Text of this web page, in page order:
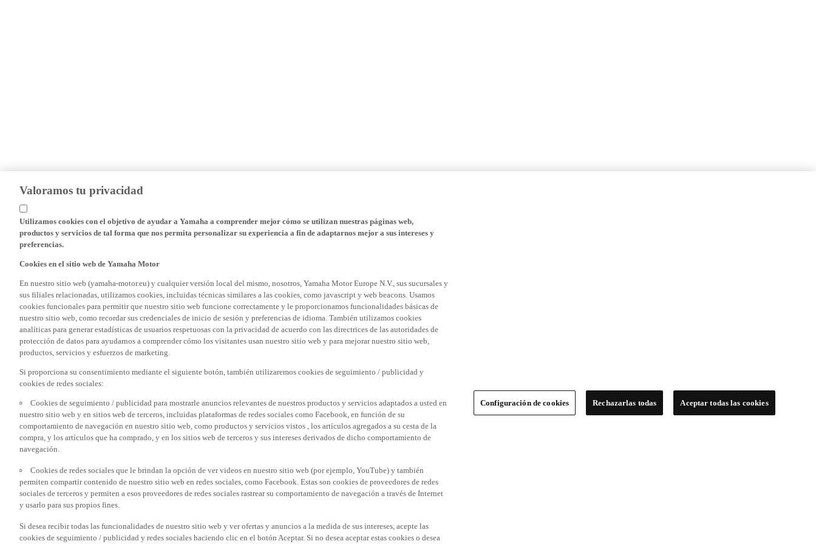
Utilizamos cookies con el objetivo de ayudar a Yamaha a comprender mejor cómo se utilizan nuestras páginas web,
productos y servicios de tal forma que nos permita personalizar su experiencia a fin de adaptarnos mejor a sus intereses y
preferencias.
sus filiales relacionadas, utilizamos cookies, incluidas técnicas similares a las cookies, como javascript y web beacons. Usamos
cookies funcionales para permitir que nuestro sitio web funcione correctamente y le proporcionamos funcionalidades básicas de
nuestro sitio web, como recordar sus credenciales de inicio de sesión y preferencias de idioma. También utilizamos cookies
analíticas para generar estadísticas de usuarios respetuosas con la privacidad de acuerdo con las directrices de las autoridades de
protección de datos para ayudarnos a comprender cómo los visitantes usan nuestro sitio web y para mejorar nuestro sitio web,
productos, servicios y esfuerzos de marketing.
cookies de redes sociales:
nuestro sitio web y en sitios web de terceros, incluidas plataformas de redes sociales como Facebook, en función de su
comportamiento de navegación en nuestro sitio web, como productos y servicios vistos , los artículos agregados a su cesta de la
compra, y los artículos que ha comprado, y en los sitios web de terceros y sus intereses derivados de dicho comportamiento de
navegación.
permiten compartir contenido de nuestro sitio web en redes sociales, como Facebook. Estas son cookies de proveedores de redes
sociales de terceros y permiten a esos proveedores de redes sociales rastrear su comportamiento de navegación a través de Internet
y usarlo para sus propios fines.
cookies de seguimiento / publicidad y redes sociales haciendo clic en el botón Aceptar. Si no desea aceptar estas cookies o desea
aceptar solo categorías específicas de cookies (como solo las cookies de las redes sociales), haga clic en el botón "personalizar su
Configuración de cookies Rechazarlas todas Aceptar todas las cookies